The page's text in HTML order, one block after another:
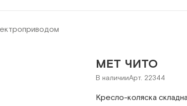
MET ЧИТО
В наличииАрт. 22344
Кресло-коляска